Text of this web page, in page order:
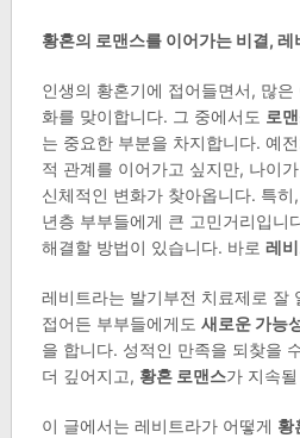
황혼의 로맨스를 이어가는 비결,
인생의 황혼기에 접어들면서, 많
화를 맞이합니다. 그 중에서도 로
는 중요한 부분을 차지합니다. 예
적 관계를 이어가고 싶지만, 나이
신체적인 변화가 찾아옵니다. 특
년층 부부들에게 큰 고민거리입니
해결할 방법이 있습니다. 바로 레
레비트라는 발기부전 치료제로 잘
접어든 부부들에게도 새로운 가능
을 합니다. 성적인 만족을 되찾을
더 깊어지고, 황혼 로맨스가 지속
이 글에서는 레비트라가 어떻게 황